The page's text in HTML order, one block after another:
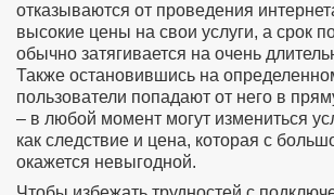
отказываются от проведения
высокие цены на свои услуги, а срок
обычно затягивается на очень
Также остановившись на
пользователи попадают от него в
– в любой момент могут измениться
как следствие и цена, которая с
окажется невыгодной.